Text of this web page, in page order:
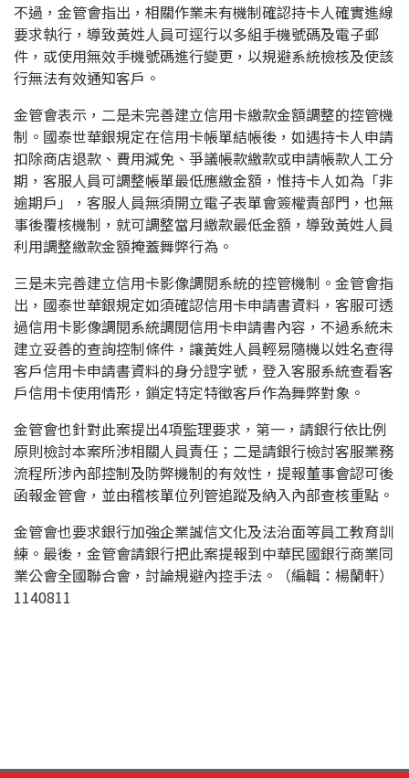
不過，金管會指出，相關作業未有機制確認持卡人確實進線
要求執行，導致黃姓人員可逕行以多組手機號碼及電子郵
件，或使用無效手機號碼進行變更，以規避系統檢核及使該
行無法有效通知客戶。
金管會表示，二是未完善建立信用卡繳款金額調整的控管機
制。國泰世華銀規定在信用卡帳單結帳後，如遇持卡人申請
扣除商店退款、費用減免、爭議帳款繳款或申請帳款人工分
期，客服人員可調整帳單最低應繳金額，惟持卡人如為「非
逾期戶」，客服人員無須開立電子表單會簽權責部門，也無
事後覆核機制，就可調整當月繳款最低金額，導致黃姓人員
利用調整繳款金額掩蓋舞弊行為。
三是未完善建立信用卡影像調閱系統的控管機制。金管會指
出，國泰世華銀規定如須確認信用卡申請書資料，客服可透
過信用卡影像調閱系統調閱信用卡申請書內容，不過系統未
建立妥善的查詢控制條件，讓黃姓人員輕易隨機以姓名查得
客戶信用卡申請書資料的身分證字號，登入客服系統查看客
戶信用卡使用情形，鎖定特定特徵客戶作為舞弊對象。
金管會也針對此案提出4項監理要求，第一，請銀行依比例
原則檢討本案所涉相關人員責任；二是請銀行檢討客服業務
流程所涉內部控制及防弊機制的有效性，提報董事會認可後
函報金管會，並由稽核單位列管追蹤及納入內部查核重點。
金管會也要求銀行加強企業誠信文化及法治面等員工教育訓
練。最後，金管會請銀行把此案提報到中華民國銀行商業同
業公會全國聯合會，討論規避內控手法。（編輯：楊蘭軒）
1140811